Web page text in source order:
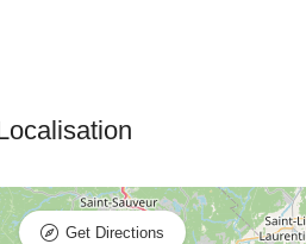
Get Directions